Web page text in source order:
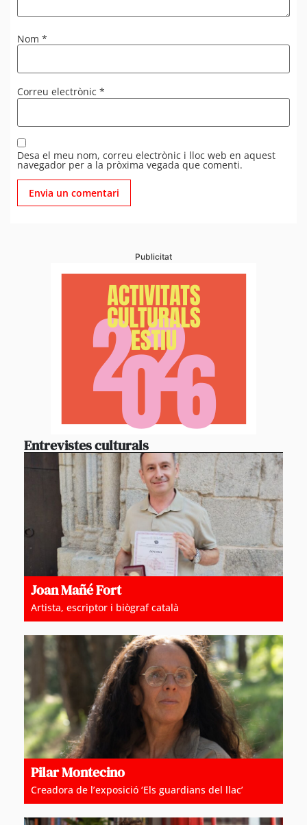
Nom *
Correu electrònic *
Desa el meu nom, correu electrònic i lloc web en aquest
navegador per a la pròxima vegada que comenti.
Publicitat
Entrevistes culturals
Joan Mañé Fort
Artista, escriptor i biògraf català
Pilar Montecino
Creadora de l’exposició ‘Els guardians del llac’